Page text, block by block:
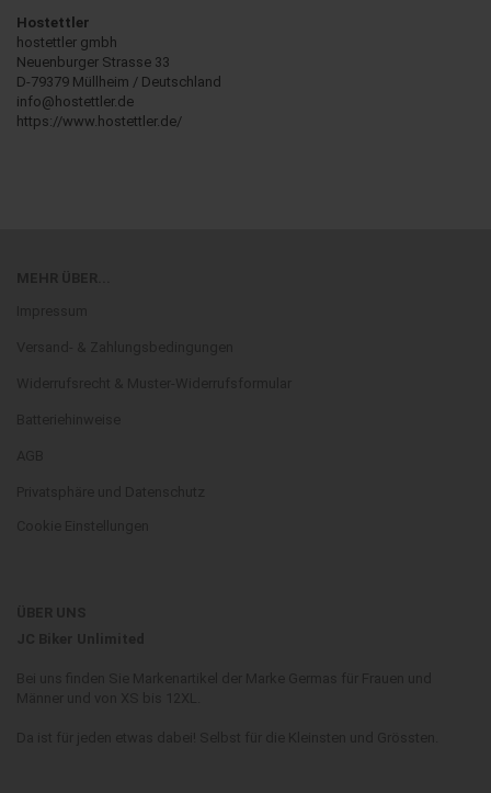
Hostettler
hostettler gmbh
Neuenburger Strasse 33
D-79379 Müllheim / Deutschland
info@hostettler.de
https://www.hostettler.de/